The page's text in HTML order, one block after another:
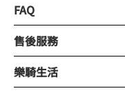
FAQ
售後服務
樂騎生活